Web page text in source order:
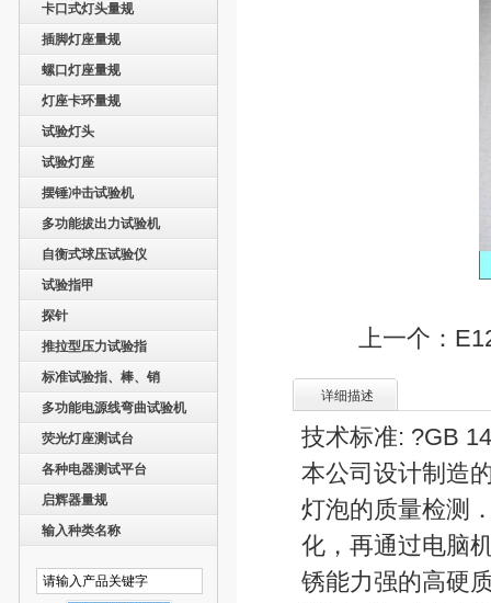
卡口式灯头量规
插脚灯座量规
螺口灯座量规
灯座卡环量规
试验灯头
试验灯座
摆锤冲击试验机
多功能拔出力试验机
自衡式球压试验仪
试验指甲
探针
推拉型压力试验指
标准试验指、棒、销
多功能电源线弯曲试验机
荧光灯座测试台
各种电器测试平台
启辉器量规
输入种类名称
上一个：
详细描述
技术标准: ?GB
本公司设计制造
灯泡的质量检测
化，再通过电脑
锈能力强的高硬